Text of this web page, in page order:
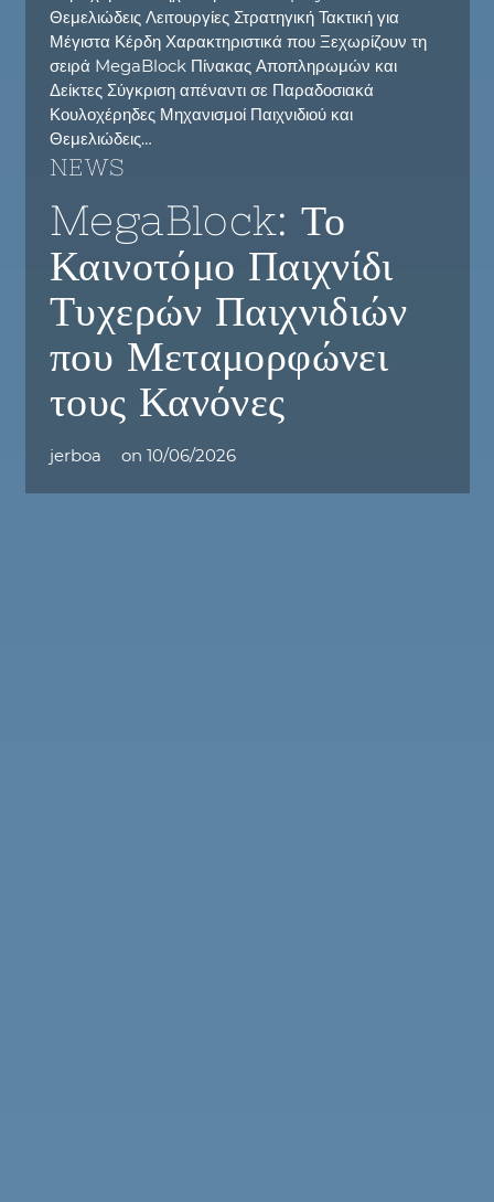
Θεμελιώδεις Λειτουργίες Στρατηγική Τακτική για
Μέγιστα Κέρδη Χαρακτηριστικά που Ξεχωρίζουν τη
σειρά MegaBlock Πίνακας Αποπληρωμών και
Δείκτες Σύγκριση απέναντι σε Παραδοσιακά
Κουλοχέρηδες Μηχανισμοί Παιχνιδιού και
Θεμελιώδεις…
NEWS
MegaBlock: Το
Καινοτόμο Παιχνίδι
Τυχερών Παιχνιδιών
που Μεταμορφώνει
τους Κανόνες
jerboa on 10/06/2026